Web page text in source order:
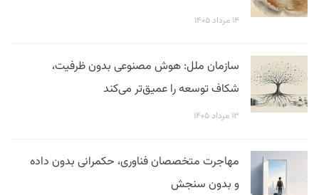
۱۴ مرداد ۱۴۰۵
سازمان ملل: هوش مصنوعی بدون ظرفیت،
شکاف توسعه را عمیق‌تر می‌کند
۱۳ مرداد ۱۴۰۵
مهاجرت متخصصان فناوری، حکمرانی بدون داده
و بدون سنجش